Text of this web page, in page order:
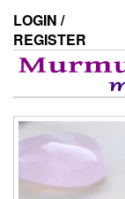
the
content
LOGIN /
REGISTER